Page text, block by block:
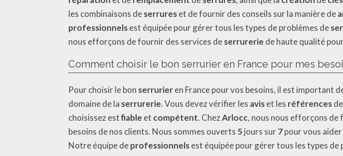
les combinaisons deserrureset de fournir des conseils sur la manière de
professionnelsest équipée pour gérer tous les types de problèmes de
nous efforçons de fournir des services deserrurerie de haute qualité
Comment choisir le bon serrurier en France pour mes
Pour choisir le bon serrurieren France pour vos besoins, il est important
domaine de la serrurerie. Vous devez vérifier les aviset les références
choisissez estfiable et compétent. ChezArlocc, nous nous efforçons de
besoins de nos clients. Nous sommes ouverts 5jours sur7pour vous
Notre équipe deprofessionnelsest équipée pour gérer tous les types de